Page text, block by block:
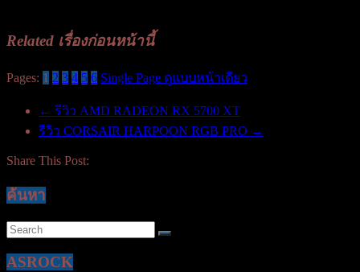
Related เรื่องก่อนหน้านี้
Pages: 1 2 3 4 5 6 Single Page ดูแบบหน้าเดียว
← รีวิว AMD RADEON RX 5700 XT
รีวิว CORSAIR HARPOON RGB PRO →
Share This Post:
ค้นหา
ASROCK